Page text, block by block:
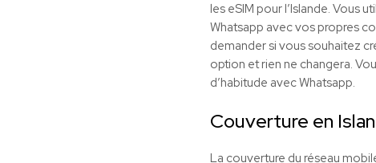
les eSIM pour l’Islande. Vous
Whatsapp avec vos propres
demander si vous souhaitez
option et rien ne changera.
d’habitude avec Whatsapp.
Couverture en
La couverture du réseau